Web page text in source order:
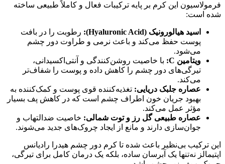
فرمولاسیون این کرم بر پایه ترکیبات فعال و کاملاً طبیعی ساخته
شده است:
اسید هیالورونیک (Hyaluronic Acid):
رطوبت را در بافت
پوست حفظ می‌کند و باعث نرمی و طراوت دور چشم
می‌شود.
ویتامین C:
با خاصیت روشن‌کنندگی و آنتی‌اکسیدانی،
تیرگی‌های دور چشم را کاهش داده و پوست را شفاف‌تر
می‌کند.
عصاره جلبک دریایی: تغذیه‌کننده قوی پوست و کمک‌کننده به
بهبود جریان خون اطراف چشم است که در کاهش پف بسیار
مؤثر عمل می‌کند.
عصاره طبیعی گل رز و توت شمالی: خاصیت ضدالتهاب و
جوان‌سازی دارند و مانع از ایجاد چروک‌های جدید می‌شوند.
این ترکیب بی‌نظیر باعث شده تا کرم دور چشم هیدرا رادیانس
اپتیمالز نه‌تنها یک آبرسان ساده، بلکه یک درمان کامل برای تیرگی،